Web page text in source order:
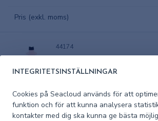
INTEGRITETSINSTÄLLNINGAR
Cookies på Seacloud används för att
funktion och för att kunna analysera
kontakter med dig ska kunna ge bästa
Pris (exkl. moms)
44174
I lager
Pris (exkl. moms)